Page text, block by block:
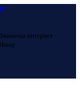
Званична интернет
Нишу